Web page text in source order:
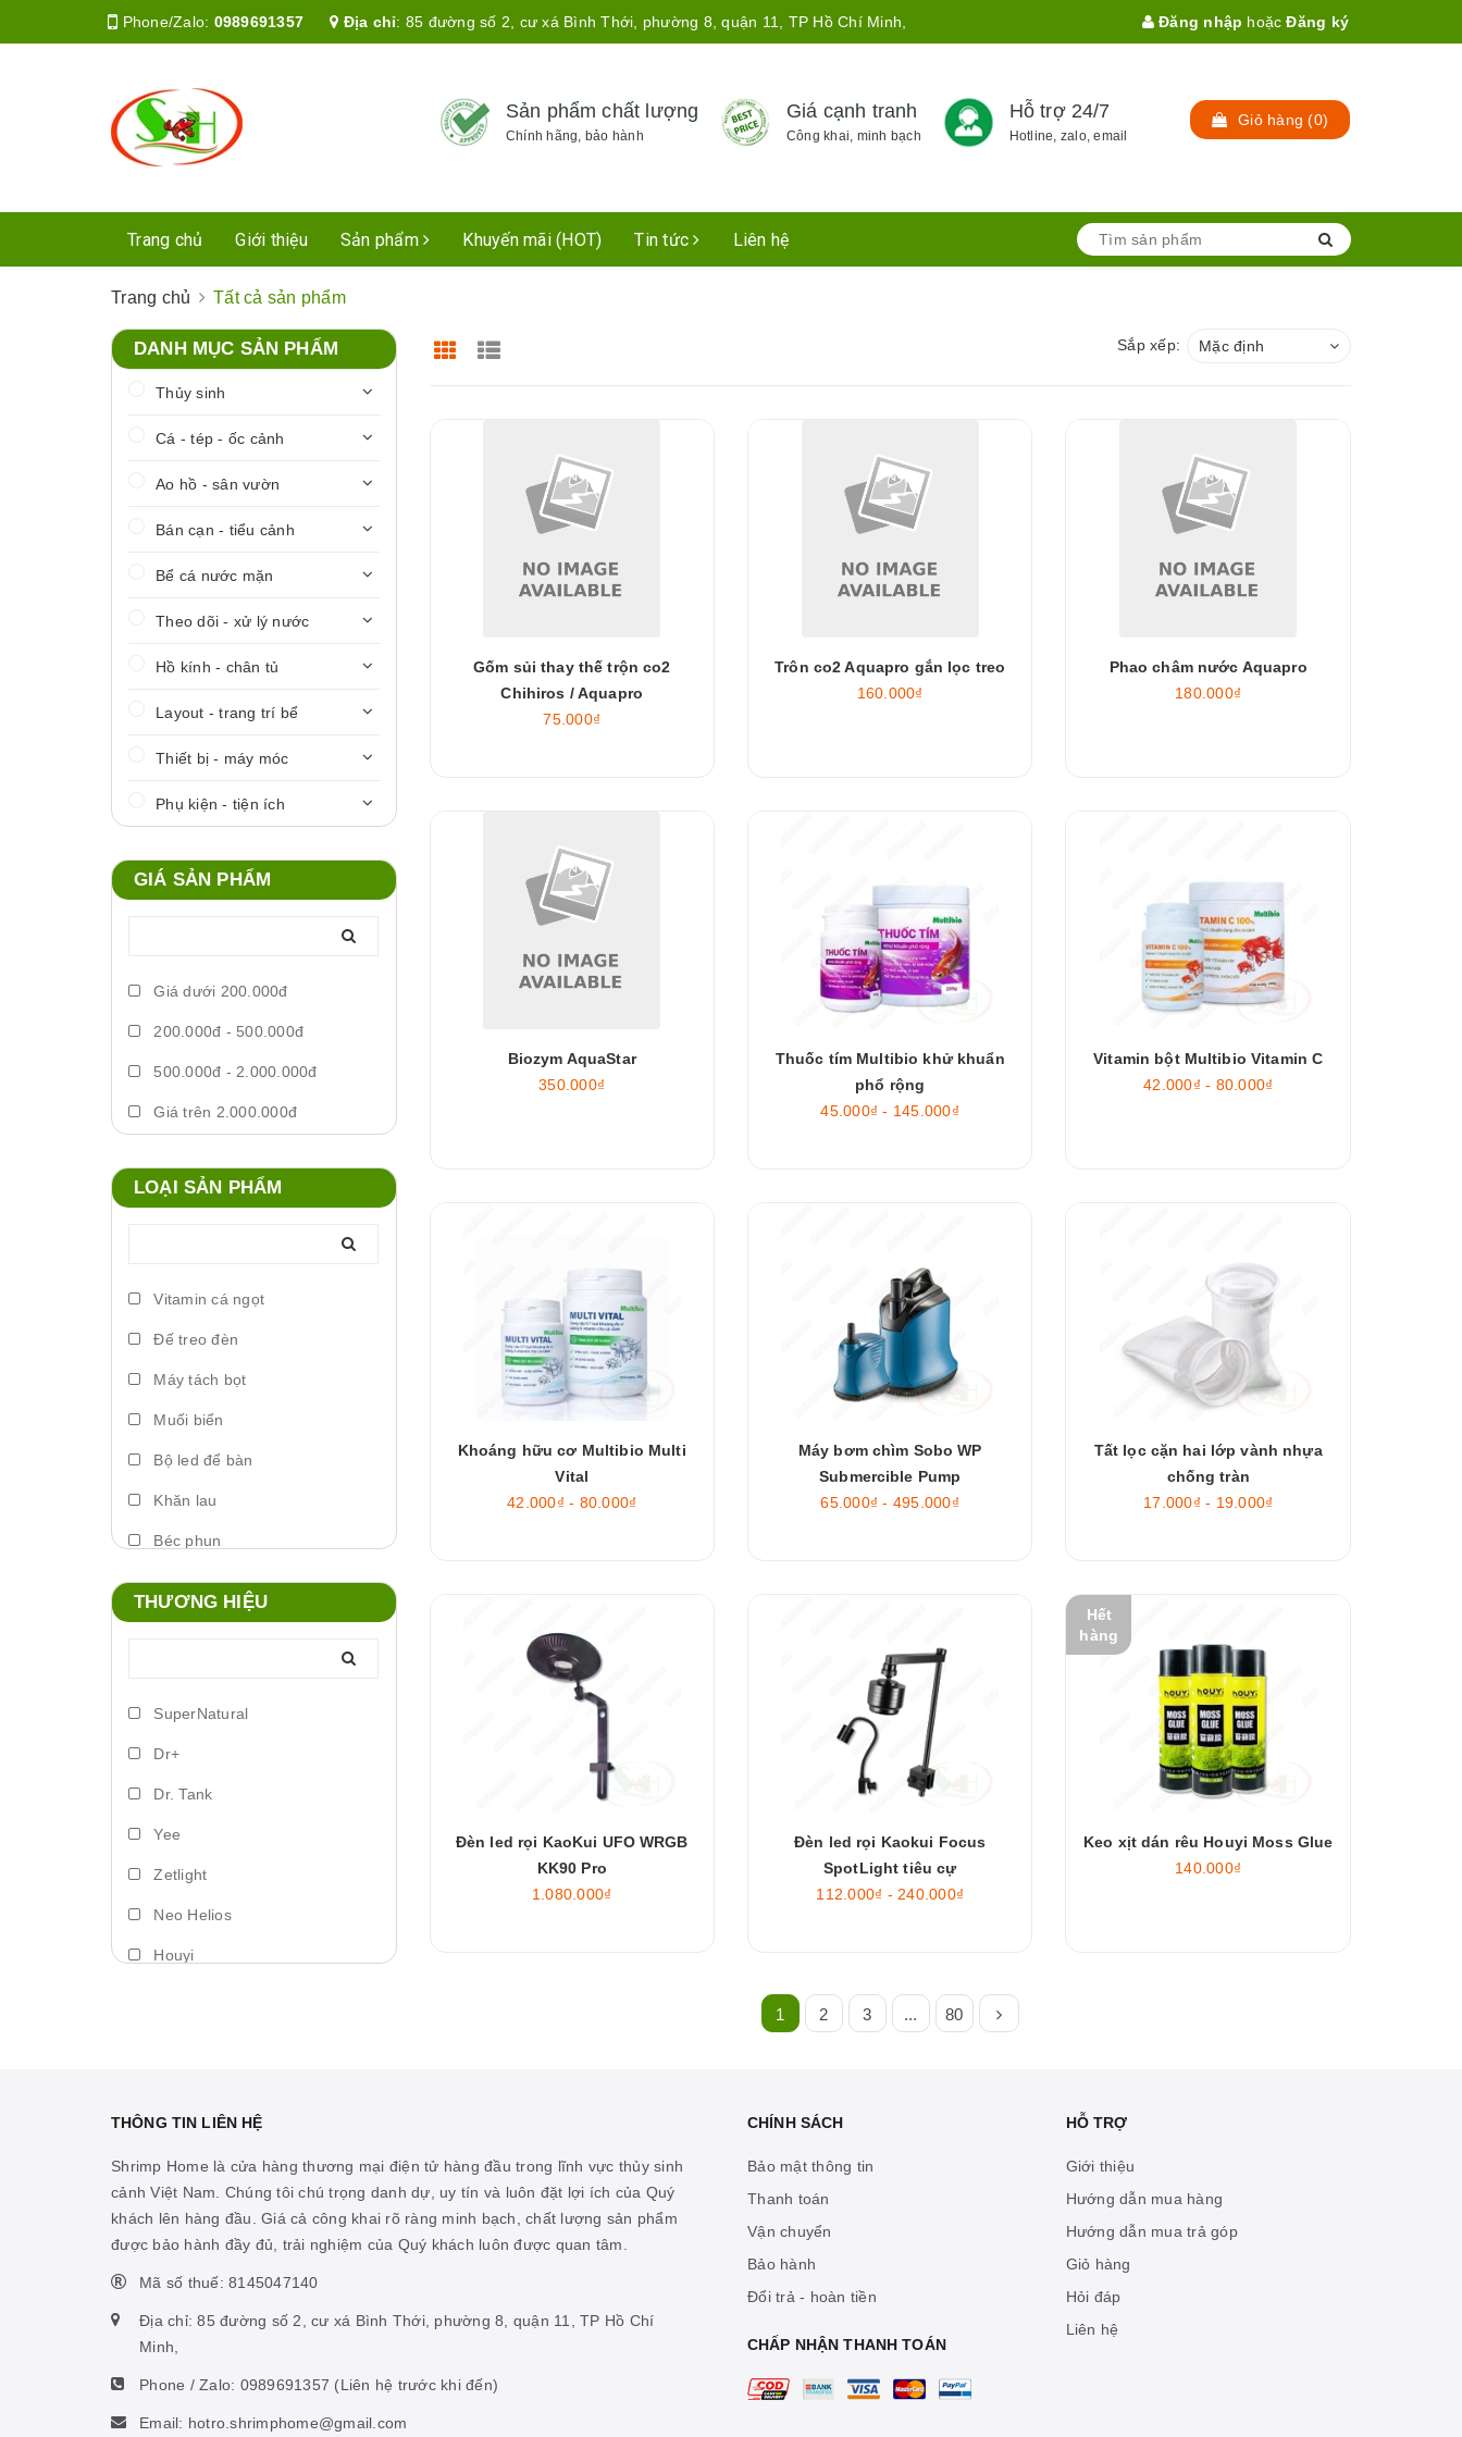
Phone/Zalo: 0989691357 Địa chỉ: 85 đường số 2, cư xá Bình Thới, phường 8, quận 11, TP Hồ Chí Minh, Đăng nhập hoặc Đăng ký
Sản phẩm chất lượng
Chính hãng, bảo hành
Giá cạnh tranh
Công khai, minh bạch
Hỗ trợ 24/7
Hotline, zalo, email
Giỏ hàng (0)
Trang chủ Giới thiệu Sản phẩm Khuyến mãi (HOT) Tin tức Liên hệ
Trang chủ Tất cả sản phẩm
Sắp xếp: Mặc định
Gốm sủi thay thế trộn co2
Chihiros / Aquapro
75.000₫
Trôn co2 Aquapro gắn lọc treo
160.000₫
Phao châm nước Aquapro
180.000₫
Biozym AquaStar
350.000₫
Thuốc tím Multibio khử khuẩn
phổ rộng
45.000₫ - 145.000₫
Vitamin bột Multibio Vitamin C
42.000₫ - 80.000₫
Khoáng hữu cơ Multibio Multi
Vital
42.000₫ - 80.000₫
Máy bơm chìm Sobo WP
Submercible Pump
65.000₫ - 495.000₫
Tất lọc cặn hai lớp vành nhựa
chống tràn
17.000₫ - 19.000₫
Đèn led rọi KaoKui UFO WRGB
KK90 Pro
1.080.000₫
Đèn led rọi Kaokui Focus
SpotLight tiêu cự
112.000₫ - 240.000₫
Hết
hàng
Keo xịt dán rêu Houyi Moss Glue
140.000₫
1 2 3 ... 80
DANH MỤC SẢN PHẨM
Thủy sinh
Cá - tép - ốc cảnh
Ao hồ - sân vườn
Bán cạn - tiểu cảnh
Bể cá nước mặn
Theo dõi - xử lý nước
Hồ kính - chân tủ
Layout - trang trí bể
Thiết bị - máy móc
Phụ kiện - tiện ích
GIÁ SẢN PHẨM
Giá dưới 200.000đ
200.000đ - 500.000đ
500.000đ - 2.000.000đ
Giá trên 2.000.000đ
LOẠI SẢN PHẨM
Vitamin cá ngọt
Đế treo đèn
Máy tách bọt
Muối biển
Bộ led để bàn
Khăn lau
Béc phun
Máy phun sương
Foam xịt
Vitamin cá biển
Hỗ trợ ao hồ
Nhíp
Phụ kiện ấp artemia
Hỗ trợ tiêu hóa
THƯƠNG HIỆU
SuperNatural
Dr+
Dr. Tank
Yee
Zetlight
Neo Helios
Houyi
Dymax
Cibi
KZJ
Mius
KW zone
Coloer
THÔNG TIN LIÊN HỆ
Shrimp Home là cửa hàng thương mại điện tử hàng đầu trong lĩnh vực thủy sinh
cảnh Việt Nam. Chúng tôi chú trọng danh dự, uy tín và luôn đặt lợi ích của Quý
khách lên hàng đầu. Giá cả công khai rõ ràng minh bạch, chất lượng sản phẩm
được bảo hành đầy đủ, trải nghiệm của Quý khách luôn được quan tâm.
Mã số thuế: 8145047140
Địa chỉ: 85 đường số 2, cư xá Bình Thới, phường 8, quận 11, TP Hồ Chí
Minh,
Phone / Zalo: 0989691357 (Liên hệ trước khi đến)
Email: hotro.shrimphome@gmail.com
CHÍNH SÁCH
Bảo mật thông tin
Thanh toán
Vận chuyển
Bảo hành
Đổi trả - hoàn tiền
CHẤP NHẬN THANH TOÁN
HỖ TRỢ
Giới thiệu
Hướng dẫn mua hàng
Hướng dẫn mua trả góp
Giỏ hàng
Hỏi đáp
Liên hệ